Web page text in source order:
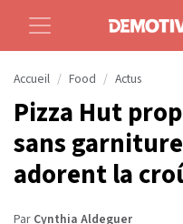
Accueil Food Actus
Pizza Hut
sans
adorent la
Par Cynthia Aldeguer